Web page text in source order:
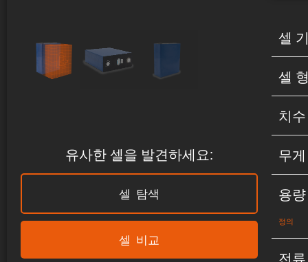
유사한 셀을 발견하세요:
셀 탐색
셀 비교
셀
셀
치수
무게
용량
정의
전류